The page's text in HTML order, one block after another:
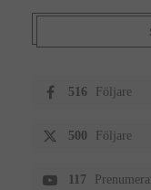
516 Följare
500 Följare
117